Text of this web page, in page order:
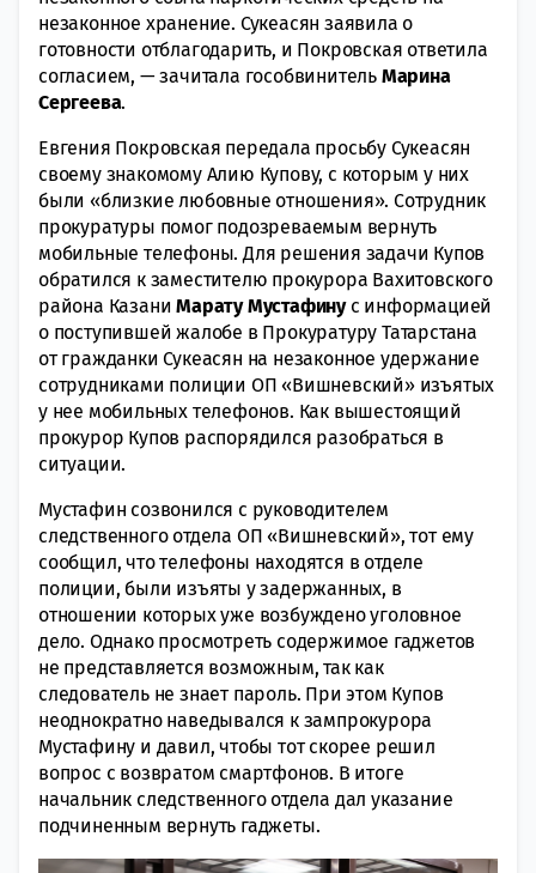
незаконное хранение. Сукеасян заявила о
готовности отблагодарить, и Покровская ответила
согласием, — зачитала гособвинитель Марина
Сергеева.
Евгения Покровская передала просьбу Сукеасян
своему знакомому Алию Купову, с которым у них
были «близкие любовные отношения». Сотрудник
прокуратуры помог подозреваемым вернуть
мобильные телефоны. Для решения задачи Купов
обратился к заместителю прокурора Вахитовского
района КазаниМарату Мустафинус информацией
о поступившей жалобе в Прокуратуру Татарстана
от гражданки Сукеасян на незаконное удержание
сотрудниками полиции ОП «Вишневский» изъятых
у нее мобильных телефонов. Как вышестоящий
прокурор Купов распорядился разобраться в
ситуации.
Мустафин созвонился с руководителем
следственного отдела ОП «Вишневский», тот ему
сообщил, что телефоны находятся в отделе
полиции, были изъяты у задержанных, в
отношении которых уже возбуждено уголовное
дело. Однако просмотреть содержимое гаджетов
не представляется возможным, так как
следователь не знает пароль. При этом Купов
неоднократно наведывался к зампрокурора
Мустафину и давил, чтобы тот скорее решил
вопрос с возвратом смартфонов. В итоге
начальник следственного отдела дал указание
подчиненным вернуть гаджеты.